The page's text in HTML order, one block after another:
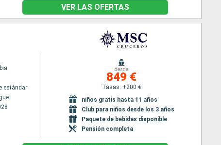
VER LAS OFERTAS
estándar
desde
849 €
Tasas: +200 €
niños gratis hasta 11 años
Club para niños desde los 3 años
Paquete de bebidas disponible
Pensión completa